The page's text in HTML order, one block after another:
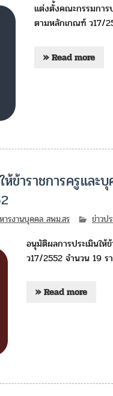
แต่งตั้งคณะกรรมการ
ตามหลักเกณฑ์ ว17/
» Read more
ห้ข้าราชการครูแล
ารงานบุคคล สพม.สร ข่าวป
อนุมัติผลการประเมินใ
ว17/2552 จำนวน 19 ร
» Read more